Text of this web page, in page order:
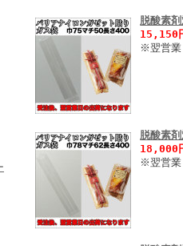
脱酸素
15,150
※翌営業
脱酸素
18,000
※翌営業